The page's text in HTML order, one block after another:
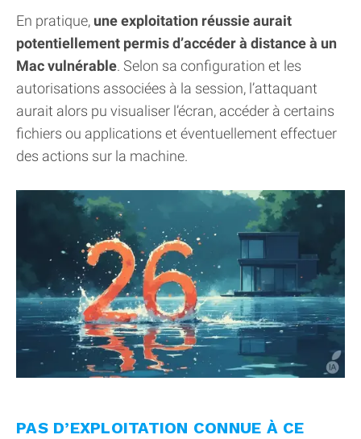
En pratique, une exploitation réussie aurait
potentiellement permis d’accéder à distance à un
Mac vulnérable. Selon sa configuration et les
autorisations associées à la session, l’attaquant
aurait alors pu visualiser l’écran, accéder à certains
fichiers ou applications et éventuellement effectuer
des actions sur la machine.
PAS D’EXPLOITATION CONNUE À CE